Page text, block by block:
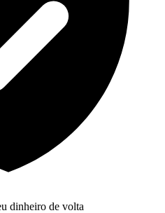
dinheiro de volta